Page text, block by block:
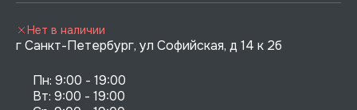
г Санкт-Петербург, ул Софийская, д 14 к 2б
Пн: 9:00 - 19:00
Вт: 9:00 - 19:00
Нет в наличии